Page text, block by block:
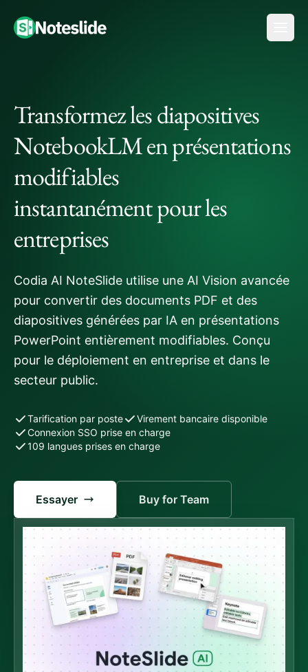
Transformez les diapositives
NotebookLM en présentations
modifiables
instantanément pour les
entreprises
Codia AI NoteSlide utilise une AI Vision avancée
pour convertir des documents PDF et des
diapositives générées par IA en présentations
PowerPoint entièrement modifiables. Conçu
pour le déploiement en entreprise et dans le
secteur public.
Tarification par poste
Virement bancaire disponible
Connexion SSO prise en charge
109 langues prises en charge
Essayer Buy for Team